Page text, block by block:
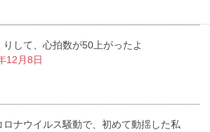
りして、心拍数が50上がったよ
12月8日
ロナウイルス騒動で、初めて動揺した私